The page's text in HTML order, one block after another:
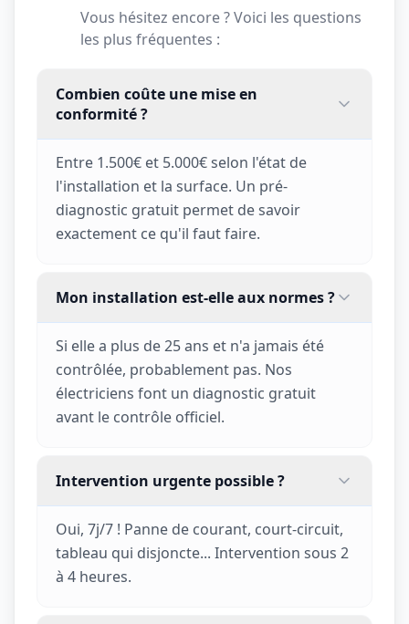
Vous hésitez encore ? Voici les questions
les plus fréquentes :
Combien coûte une mise en
conformité ?
Entre 1.500€ et 5.000€ selon l'état de
l'installation et la surface. Un pré-
diagnostic gratuit permet de savoir
exactement ce qu'il faut faire.
Mon installation est-elle aux normes ?
Si elle a plus de 25 ans et n'a jamais été
contrôlée, probablement pas. Nos
électriciens font un diagnostic gratuit
avant le contrôle officiel.
Intervention urgente possible ?
Oui, 7j/7 ! Panne de courant, court-circuit,
tableau qui disjoncte... Intervention sous 2
à 4 heures.